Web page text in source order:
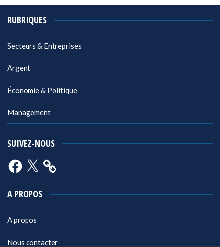
RUBRIQUES
Secteurs & Entreprises
Argent
Économie & Politique
Management
SUIVEZ-NOUS
Facebook
X
A PROPOS
A propos
Nous contacter